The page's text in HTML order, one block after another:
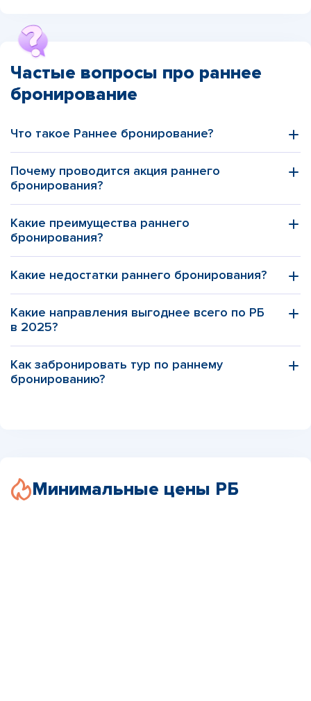
Частые вопросы про раннее
бронирование
Что такое Раннее бронирование?
Почему проводится акция раннего
бронирования?
Какие преимущества раннего
бронирования?
Какие недостатки раннего бронирования?
Какие направления выгоднее всего по РБ
в 2025?
Как забронировать тур по раннему
бронированию?
Минимальные цены РБ